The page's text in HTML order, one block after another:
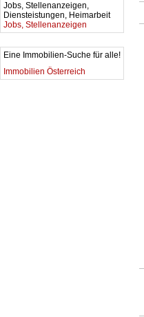
Jobs, Stellenanzeigen,
Diensteistungen, Heimarbeit
Jobs, Stellenanzeigen
Eine Immobilien-Suche für alle!
Immobilien Österreich